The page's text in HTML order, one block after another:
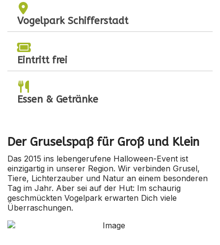
Vogelpark Schifferstadt
Eintritt frei
Essen & Getränke
Der Gruselspaß für Groß und Klein
Das 2015 ins lebengerufene Halloween-Event ist
einzigartig in unserer Region. Wir verbinden Grusel,
Tiere, Lichterzauber und Natur an einem besonderen
Tag im Jahr. Aber sei auf der Hut: Im schaurig
geschmückten Vogelpark erwarten Dich viele
Überraschungen.